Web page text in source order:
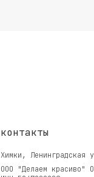
контакты
Химки, Ленинградская
ООО "Делаем красиво"